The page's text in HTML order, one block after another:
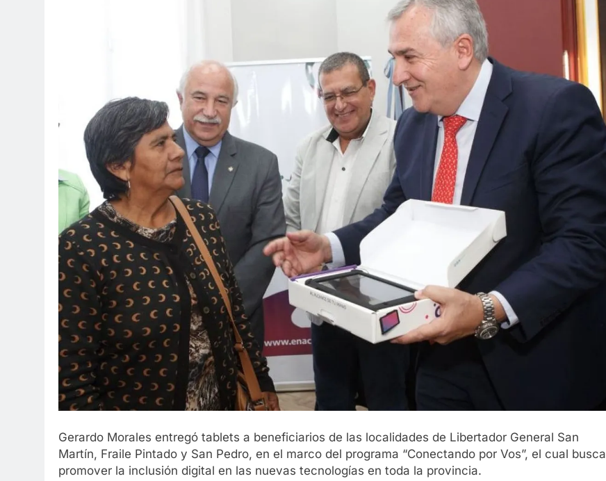
Gerardo Morales entregó tablets a beneficiarios de las localidades de Libertador General San
Martín, Fraile Pintado y San Pedro, en el marco del programa “Conectando por Vos”, el cual busca
promover la inclusión digital en las nuevas tecnologías en toda la provincia.